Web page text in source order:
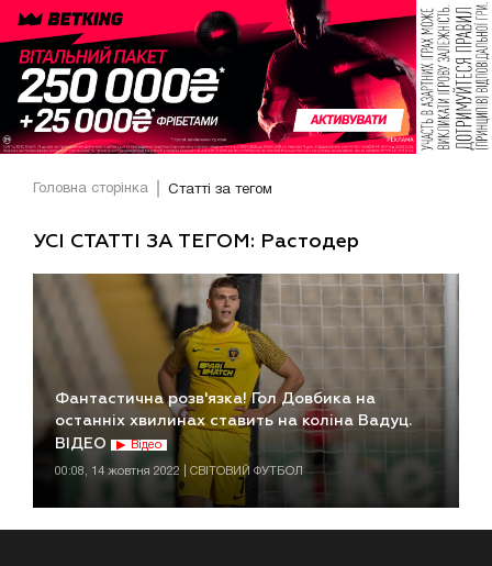
Головна сторінка Статті за тегом
УСІ СТАТТІ ЗА ТЕГОМ: Растодер
Фантастична розв'язка! Гол Довбика на
останніх хвилинах ставить на коліна Вадуц.
ВІДЕО
Відео
00:08, 14 жовтня 2022 | СВІТОВИЙ ФУТБОЛ